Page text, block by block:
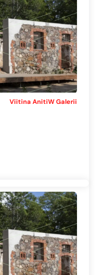
Viitina AnitiW Galerii